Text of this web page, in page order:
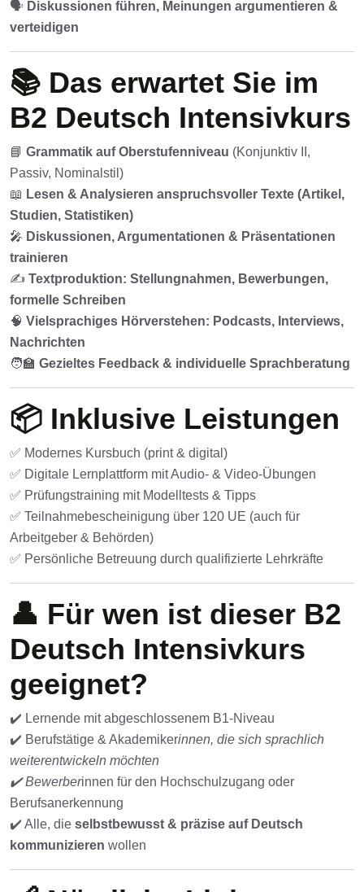
🗣️ Diskussionen führen, Meinungen argumentieren &
verteidigen
📚 Das erwartet Sie im
B2 Deutsch Intensivkurs
📘 Grammatik auf Oberstufenniveau (Konjunktiv II,
Passiv, Nominalstil)
📖 Lesen & Analysieren anspruchsvoller Texte (Artikel,
Studien, Statistiken)
🎤 Diskussionen, Argumentationen & Präsentationen
trainieren
✍️ Textproduktion: Stellungnahmen, Bewerbungen,
formelle Schreiben
🧠 Vielsprachiges Hörverstehen: Podcasts, Interviews,
Nachrichten
🧑‍🏫 Gezieltes Feedback & individuelle Sprachberatung
📦 Inklusive Leistungen
✅ Modernes Kursbuch (print & digital)
✅ Digitale Lernplattform mit Audio- & Video-Übungen
✅ Prüfungstraining mit Modelltests & Tipps
✅ Teilnahmebescheinigung über 120 UE (auch für
Arbeitgeber & Behörden)
✅ Persönliche Betreuung durch qualifizierte Lehrkräfte
👤 Für wen ist dieser B2
Deutsch Intensivkurs
geeignet?
✔️ Lernende mit abgeschlossenem B1-Niveau
✔️ Berufstätige & Akademikerinnen, die sich sprachlich
weiterentwickeln möchten
✔️ Bewerberinnen für den Hochschulzugang oder
Berufsanerkennung
✔️ Alle, die selbstbewusst & präzise auf Deutsch
kommunizieren wollen